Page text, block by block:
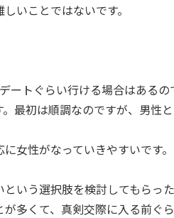
いことではないです。
ートぐらい行ける場合はある
最初は順調なのですが、男性
女性がなっていきやすいです。
いう選択肢を検討してもらっ
多くて、真剣交際に入る前ぐ